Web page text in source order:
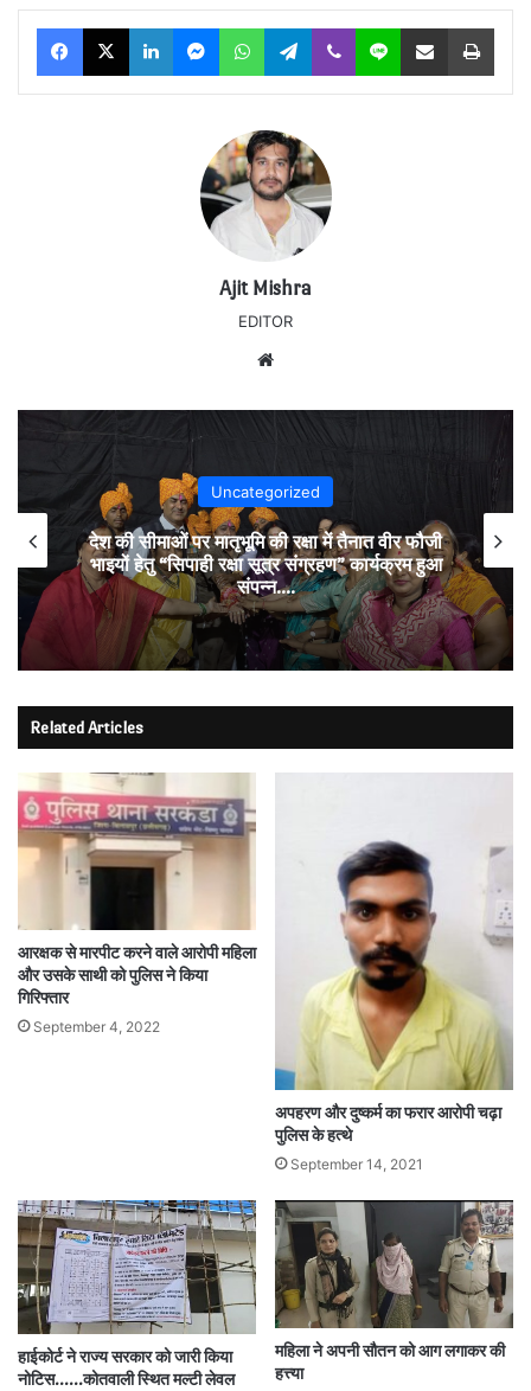
Facebook
X LinkedInMessengerWhatsAppTelegram
Viber Line Share via Email Print
Ajit Mishra
EDITOR
Uncategorized
देश की सीमाओं पर मातृभूमि की रक्षा में तैनात वीर फौजी
भाइयों हेतु “सिपाही रक्षा सूत्र संग्रहण” कार्यक्रम हुआ
संपन्न….
Related Articles
आरक्षक से मारपीट करने वाले आरोपी महिला
और उसके साथी को पुलिस ने किया
गिरिफ्तार
September 4, 2022
अपहरण और दुष्कर्म का फरार आरोपी चढ़ा
पुलिस के हत्थे
September 14, 2021
हाईकोर्ट ने राज्य सरकार को जारी किया
नोटिस.…..कोतवाली स्थित मल्टी लेवल
महिला ने अपनी सौतन को आग लगाकर की
हत्त्या